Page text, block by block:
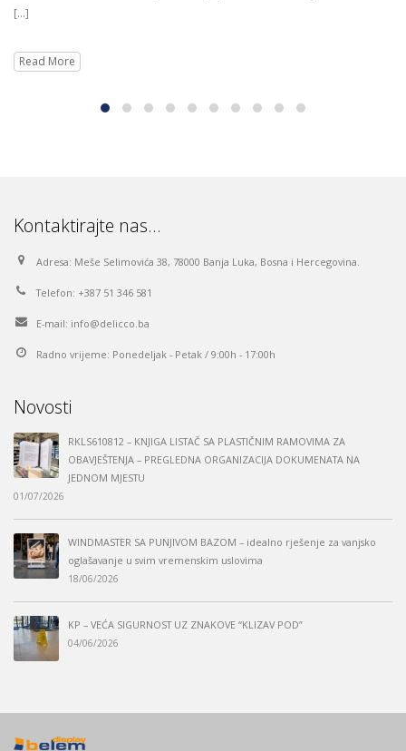
[...]
Read More
Kontaktirajte nas…
Adresa: Meše Selimovića 38, 78000 Banja Luka, Bosna i Hercegovina.
Telefon: +387 51 346 581
E-mail: info@delicco.ba
Radno vrijeme: Ponedeljak - Petak / 9:00h - 17:00h
Novosti
RKLS610812 – KNJIGA LISTAČ SA PLASTIČNIM RAMOVIMA ZA
OBAVJEŠTENJA – PREGLEDNA ORGANIZACIJA DOKUMENATA NA
JEDNOM MJESTU
01/07/2026
WINDMASTER SA PUNJIVOM BAZOM – idealno rješenje za vanjsko
oglašavanje u svim vremenskim uslovima
18/06/2026
KP – VEĆA SIGURNOST UZ ZNAKOVE “KLIZAV POD”
04/06/2026